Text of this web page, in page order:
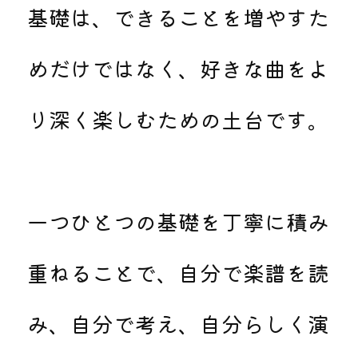
基礎は、できることを増やすた
めだけではなく、好きな曲をよ
り深く楽しむための土台です。
一つひとつの基礎を丁寧に積み
重ねることで、自分で楽譜を読
み、自分で考え、自分らしく演